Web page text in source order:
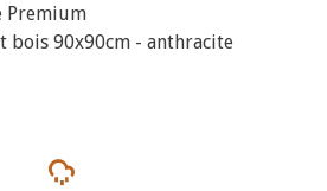
Premium
bois 90x90cm - anthracite